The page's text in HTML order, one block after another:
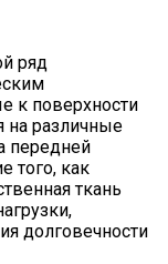
ряд
к поверхности
на различные
передней
того, как
ткань
долговечности